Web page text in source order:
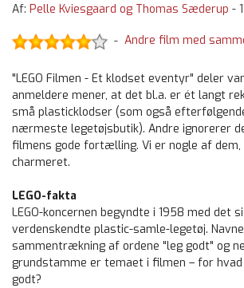
Af: Pelle Kviesgaard og Thomas Sæderup -
- Andre film med
"LEGO Filmen - Et klodset eventyr" deler
anmeldere mener, at det bl.a. er ét langt
små plasticklodser (som også
nærmeste legetøjsbutik). Andre ignorerer
filmens gode fortælling. Vi er nogle af dem,
charmeret.
LEGO-fakta
LEGO-koncernen begyndte i 1958 med det
verdenskendte plastic-samle-legetøj.
sammentrækning af ordene "leg godt" og
grundstamme er temaet i filmen – for
godt?